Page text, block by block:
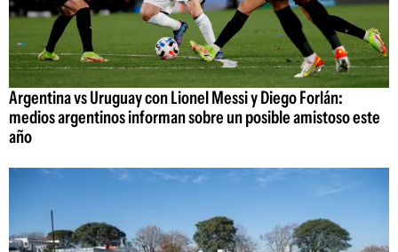
Argentina vs Uruguay con Lionel Messi y Diego Forlán:
medios argentinos informan sobre un posible amistoso este
año